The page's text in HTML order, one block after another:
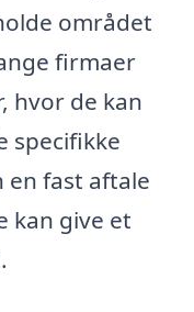
området
firmaer
hvor de kan
specifikke
en fast aftale
kan give et